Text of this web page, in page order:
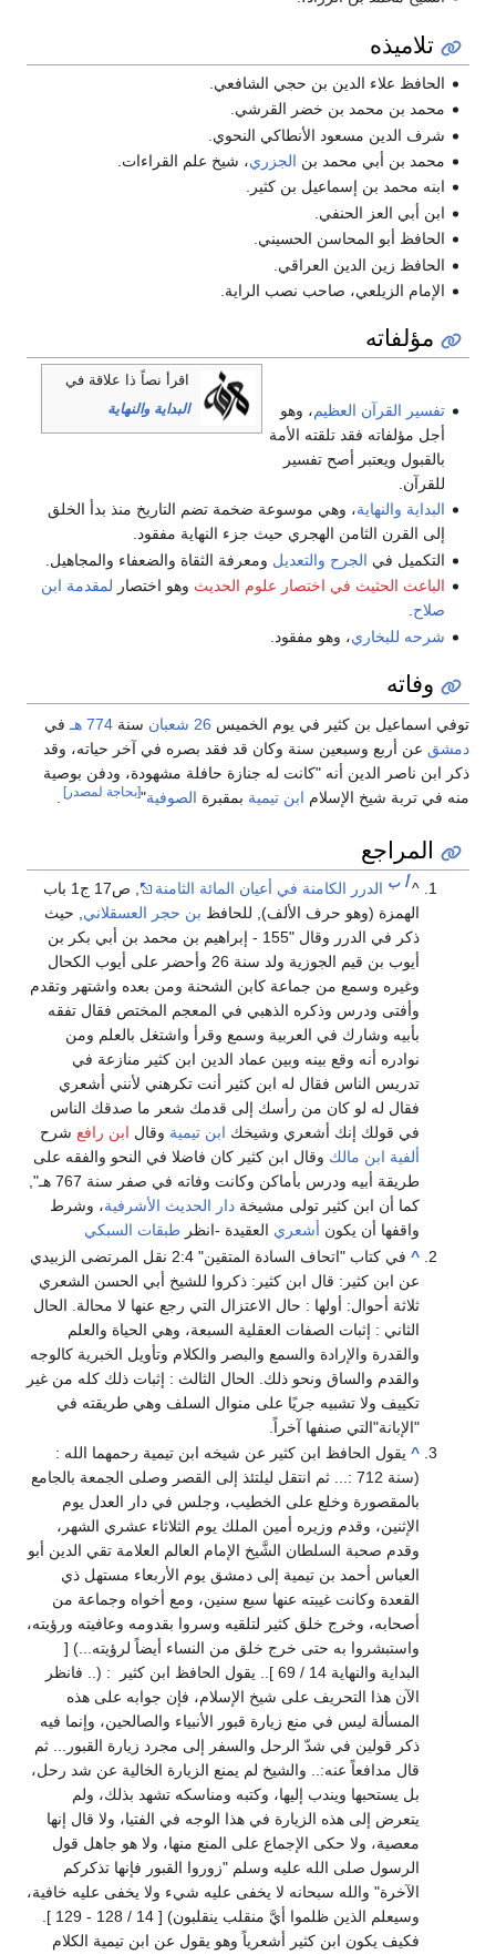
تلاميذه
الحافظ علاء الدين بن حجي الشافعي.
محمد بن محمد بن خضر القرشي.
شرف الدين مسعود الأنطاكي النحوي.
محمد بن أبي محمد بن الجزري، شيخ علم القراءات.
ابنه محمد بن إسماعيل بن كثير.
ابن أبي العز الحنفي.
الحافظ أبو المحاسن الحسيني.
الحافظ زين الدين العراقي.
الإمام الزيلعي، صاحب نصب الراية.
مؤلفاته
اقرأ نصاً ذا علاقة في
البداية والنهاية
تفسير القرآن العظيم، وهو
أجل مؤلفاته فقد تلقته الأمة
بالقبول ويعتبر أصح تفسير
للقرآن.
البداية والنهاية، وهي موسوعة ضخمة تضم التاريخ منذ بدأ الخلق
إلى القرن الثامن الهجري حيث جزء النهاية مفقود.
التكميل في الجرح والتعديل ومعرفة الثقاة والضعفاء والمجاهيل.
الباعث الحثيث في اختصار علوم الحديث وهو اختصار لمقدمة ابن
صلاح
شرحه للبخاري، وهو مفقود.
وفاته
توفي اسماعيل بن كثير في يوم الخميس 26 شعبان سنة 774 هـ
في
دمشق عن أربع وسبعين سنة وكان قد فقد بصره في آخر حياته، وقد
ذكر ابن ناصر الدين أنه "كانت له جنازة حافلة مشهودة، ودفن بوصية
منه في تربة شيخ الإسلام ابن تيمية بمقبرة الصوفية"[بحاجة لمصدر]
المراجع
^أ ب الدرر الكامنة في أعيان المائة الثامنة
, ص17 ج1 باب
الهمزة (وهو حرف الألف), للحافظ بن حجر العسقلاني , حيث
ذكر في الدرر وقال "155 - إبراهيم بن محمد بن أبي بكر بن
أيوب بن قيم الجوزية ولد سنة 26 وأحضر على أيوب الكحال
وغيره وسمع من جماعة كابن الشحنة ومن بعده واشتهر وتقدم
وأفتى ودرس وذكره الذهبي في المعجم المختص فقال تفقه
بأبيه وشارك في العربية وسمع وقرأ واشتغل بالعلم ومن
نوادره أنه وقع بينه وبين عماد الدين ابن كثير منازعة في
تدريس الناس فقال له ابن كثير أنت تكرهني لأنني أشعري
فقال له لو كان من رأسك إلى قدمك شعر ما صدقك الناس
في قولك إنك أشعري وشيخك ابن تيمية وقال ابن رافع شرح
ألفية ابن مالك وقال ابن كثير كان فاضلا في النحو والفقه على
طريقة أبيه ودرس بأماكن وكانت وفاته في صفر سنة 767 هـ",
كما أن ابن كثير تولى مشيخة دار الحديث الأشرفية، وشرط
واقفها أن يكون أشعري العقيدة -انظر طبقات السبكي
^
في كتاب "اتحاف السادة المتقين" 2:4 نقل المرتضى الزبيدي
عن ابن كثير: قال ابن كثير: ذكروا للشيخ أبي الحسن الشعري
ثلاثة أحوال: أولها : حال الاعتزال التي رجع عنها لا محالة. الحال
الثاني : إثبات الصفات العقلية السبعة، وهي الحياة والعلم
والقدرة والإرادة والسمع والبصر والكلام وتأويل الخبرية كالوجه
والقدم والساق ونحو ذلك. الحال الثالث : إثبات ذلك كله من غير
تكييف ولا تشبيه جريًا على منوال السلف وهي طريقته في
"الإبانة"التي صنفها آخراً.
^ يقول الحافظ ابن كثير عن شيخه ابن تيمية رحمهما الله :
(سنة 712 :... ثم انتقل ليلتئذ إلى القصر وصلى الجمعة بالجامع
بالمقصورة وخلع على الخطيب، وجلس في دار العدل يوم
الإثنين، وقدم وزيره أمين الملك يوم الثلاثاء عشري الشهر،
وقدم صحبة السلطان الشَّيخ الإمام العالم العلامة تقي الدين أبو
العباس أحمد بن تيمية إلى دمشق يوم الأربعاء مستهل ذي
القعدة وكانت غيبته عنها سبع سنين، ومع أخواه وجماعة من
أصحابه، وخرج خلق كثير لتلقيه وسروا بقدومه وعافيته ورؤيته،
واستبشروا به حتى خرج خلق من النساء أيضاً لرؤيته...) [
البداية والنهاية 14 / 69 ].. يقول الحافظ ابن كثير : (.. فانظر
الآن هذا التحريف على شيخ الإسلام، فإن جوابه على هذه
المسألة ليس في منع زيارة قبور الأنبياء والصالحين، وإنما فيه
ذكر قولين في شدّ الرحل والسفر إلى مجرد زيارة القبور... ثم
قال مدافعاً عنه:.. والشيخ لم يمنع الزيارة الخالية عن شد رحل،
بل يستحبها ويندب إليها، وكتبه ومناسكه تشهد بذلك، ولم
يتعرض إلى هذه الزيارة في هذا الوجه في الفتيا، ولا قال إنها
معصية، ولا حكى الإجماع على المنع منها، ولا هو جاهل قول
الرسول صلى الله عليه وسلم "زوروا القبور فإنها تذكركم
الآخرة" والله سبحانه لا يخفى عليه شيء ولا يخفى عليه خافية،
وسيعلم الذين ظلموا أيَّ منقلب ينقلبون) [ 14 / 128 - 129 ].
فكيف يكون ابن كثير أشعرياً وهو يقول عن ابن تيمية الكلام